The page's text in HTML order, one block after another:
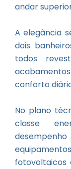
andar
A elegância
dois
todos
conforto
No plano
classe
fotovoltaicos